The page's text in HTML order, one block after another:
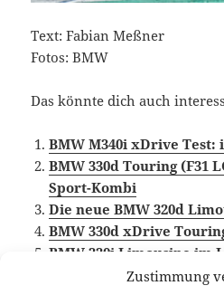
Zustimmung
Text: Fabian Meßner
Fotos: BMW
Das könnte dich auch
BMW M340i xDrive
BMW 330d Touring (F31
Sport-Kombi
Die neue BMW 320d
BMW 330d xDrive
BMW 320i Limousine im